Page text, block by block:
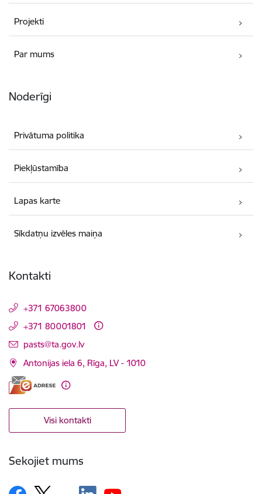
Projekti
Par mums
Noderīgi
Privātuma politika
Piekļūstamība
Lapas karte
Sīkdatņu izvēles maiņa
Kontakti
+371 67063800
+371 80001801
E-pasts:
pasts@ta.gov.lv
Antonijas iela 6, Rīga, LV - 1010
Visi kontakti
Sekojiet mums